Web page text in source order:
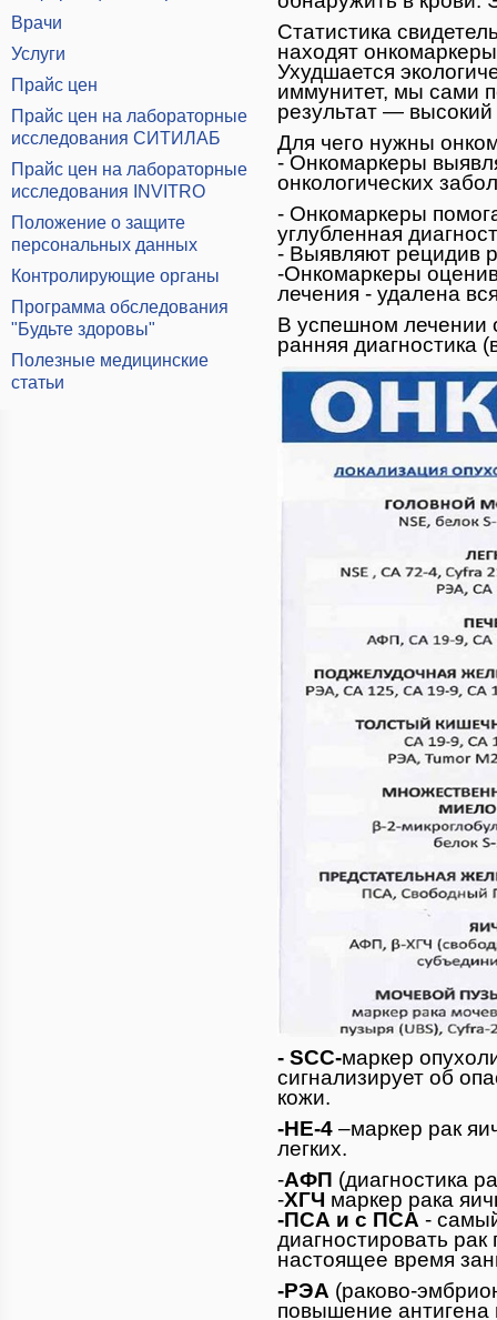
Врачи
Услуги
Прайс цен
Прайс цен на лабораторные
исследования СИТИЛАБ
Прайс цен на лабораторные
исследования INVITRO
Положение о защите
персональных данных
Контролирующие органы
Программа обследования
"Будьте здоровы"
Полезные медицинские
статьи
Статистика
находят
Ухудшается
иммунитет, мы сами
результат — высокий
Для чего нужны
- Онкомаркеры
онкологических
- Онкомаркеры
углубленная
- Выявляют рецидив
-Онкомаркеры
лечения - удалена
В успешном лечении
ранняя диагностика
- SСС-маркер
сигнализирует об
кожи.
-HE-4 –маркер рак
легких.
-АФП (диагностика
-ХГЧ маркер рака
-ПСА и с ПСА -
диагностировать
настоящее время
-РЭА (раково-
повышение антигена